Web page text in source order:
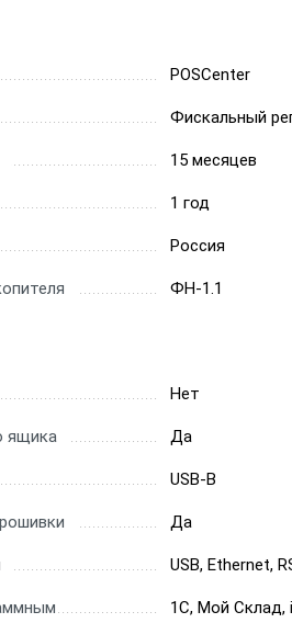
POSCenter
Фискальный
15 месяцев
1 год
Россия
ФН-1.1
Нет
ящика Да
USB-B
Да
USB, Ethernet,
1С, Мой Склад,